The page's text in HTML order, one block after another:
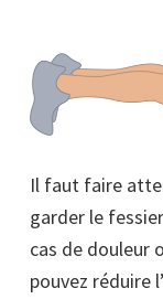
Il faut faire
garder le
cas de douleur
pouvez réduire